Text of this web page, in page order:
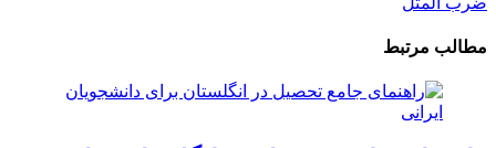
مطالب مرتبط